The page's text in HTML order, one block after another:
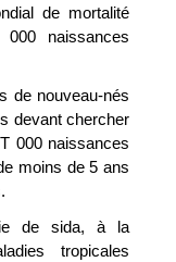
de mortalité
naissances
de nouveau-nés
devant chercher
000 naissances
moins de 5 ans
de sida, à la
tropicales